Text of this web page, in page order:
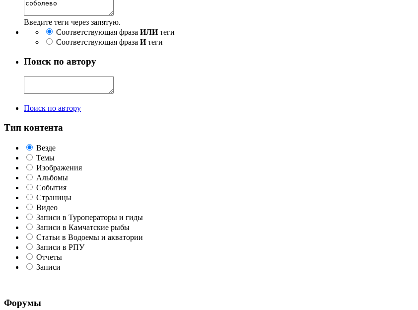
Введите теги через запятую.
Соответствующая фраза ИЛИтеги
Соответствующая фраза Итеги
Поиск по автору
Поиск по автору
Тип контента
Везде
Темы
Изображения
Альбомы
События
Страницы
Видео
Записи в Туроператоры и гиды
Записи в Камчатские рыбы
Статьи в Водоемы и акватории
Записи в РПУ
Отчеты
Записи
Форумы